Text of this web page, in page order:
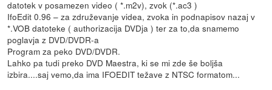
datotek v posamezen video ( *.m2v), zvok (*.ac3 )
IfoEdit 0.96 – za združevanje videa, zvoka in podnapisov nazaj v
*.VOB datoteke ( authorizacija DVDja ) ter za to,da snamemo
poglavja z DVD/DVDR-a
Program za peko DVD/DVDR.
Lahko pa tudi preko DVD Maestra, ki se mi zde še boljša
izbira....saj vemo,da ima IFOEDIT težave z NTSC formatom...